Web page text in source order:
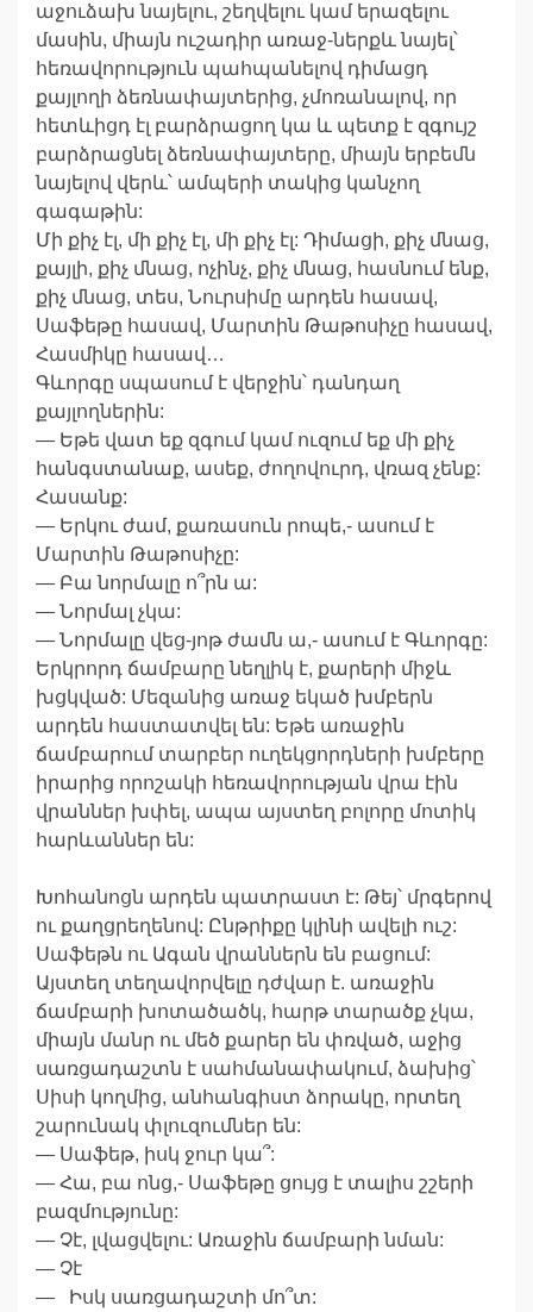
աջուձախ նայելու, շեղվելու կամ երազելու
մասին, միայն ուշադիր առաջ-ներքև նայել՝
հեռավորություն պահպանելով դիմացդ
քայլողի ձեռնափայտերից, չմոռանալով, որ
հետևիցդ էլ բարձրացող կա և պետք է զգույշ
բարձրացնել ձեռնափայտերը, միայն երբեմն
նայելով վերև՝ ամպերի տակից կանչող
գագաթին:
Մի քիչ էլ, մի քիչ էլ, մի քիչ էլ: Դիմացի, քիչ մնաց,
քայլի, քիչ մնաց, ոչինչ, քիչ մնաց, հասնում ենք,
քիչ մնաց, տես, Նուրսիմը արդեն հասավ,
Սաֆեթը հասավ, Մարտին Թաթոսիչը հասավ,
Հասմիկը հասավ…
Գևորգը սպասում է վերջին՝ դանդաղ
քայլողներին:
— Եթե վատ եք զգում կամ ուզում եք մի քիչ
հանգստանաք, ասեք, ժողովուրդ, վռազ չենք:
Հասանք:
— Երկու ժամ, քառասուն րոպե,- ասում է
Մարտին Թաթոսիչը:
— Բա նորմալը ո՞րն ա:
— Նորմալ չկա:
— Նորմալը վեց-յոթ ժամն ա,- ասում է Գևորգը:
Երկրորդ ճամբարը նեղլիկ է, քարերի միջև
խցկված: Մեզանից առաջ եկած խմբերն
արդեն հաստատվել են: Եթե առաջին
ճամբարում տարբեր ուղեկցորդների խմբերը
իրարից որոշակի հեռավորության վրա էին
վրաններ խփել, ապա այստեղ բոլորը մոտիկ
հարևաններ են:
Խոհանոցն արդեն պատրաստ է: Թեյ՝ մրգերով
ու քաղցրեղենով: Ընթրիքը կլինի ավելի ուշ:
Սաֆեթն ու Ագան վրաններն են բացում:
Այստեղ տեղավորվելը դժվար է. առաջին
ճամբարի խոտածածկ, հարթ տարածք չկա,
միայն մանր ու մեծ քարեր են փռված, աջից
սառցադաշտն է սահմանափակում, ձախից՝
Սիսի կողմից, անհանգիստ ձորակը, որտեղ
շարունակ փլուզումներ են:
— Սաֆեթ, իսկ ջուր կա՞:
— Հա, բա ոնց,- Սաֆեթը ցույց է տալիս շշերի
բազմությունը:
— Չէ, լվացվելու: Առաջին ճամբարի նման:
— Չէ
— Իսկ սառցադաշտի մո՞տ: